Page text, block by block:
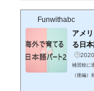
っと偏見
もあり、
Funwithabc
アメ
る日
補習校に
（後編